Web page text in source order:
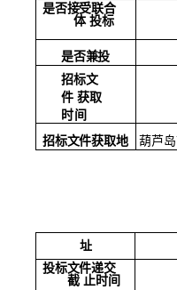
是否接受联合
体 投标
是否兼投
招标文
件 获取
时间
招标文件获取地 葫芦
址
投标文件递交
截 止时间